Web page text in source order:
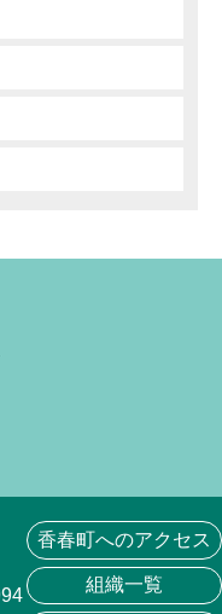
香春町へのアクセス
組織一覧